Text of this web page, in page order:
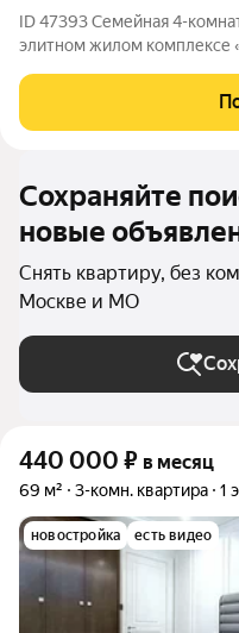
ID 47393 Семейная 4-
элитном жилом комплексе
кв. м. Роскошный ремонт
проекту в классическом
Сохраняйте
новые
Снять квартиру, без
Москве и МО
440 000 ₽ в месяц
69 м² 3-комн. квартира 1
новостройка есть видео